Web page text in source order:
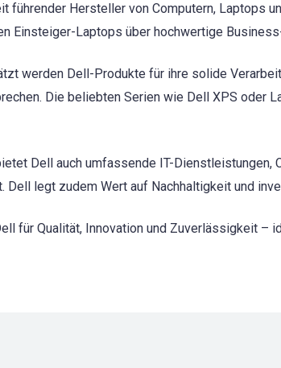
führender Hersteller von Computern, Laptops
Einsteiger-Laptops über hochwertige
werden Dell-Produkte für ihre solide
Die beliebten Serien wie Dell XPS oder
Dell auch umfassende IT-
Dell legt zudem Wert auf Nachhaltigkeit und
für Qualität, Innovation und Zuverlässigkeit –